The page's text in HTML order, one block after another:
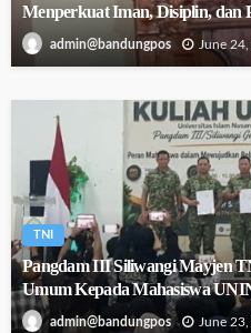
Menperkuat Iman, Disiplin, dan
admin@bandungpos June
TNI
Pangdam III Siliwangi Mayjen
Umum Kepada Mahasiswa
admin@bandungpos June